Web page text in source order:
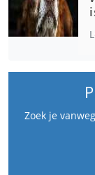
Zoek je